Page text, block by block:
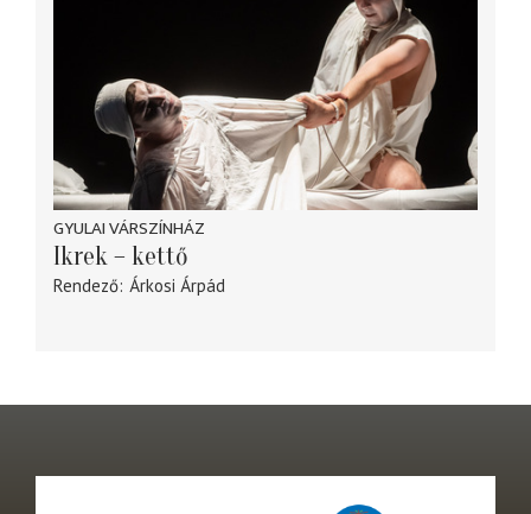
GYULAI VÁRSZÍNHÁZ
Ikrek – kettő
Rendező Árkosi Árpád